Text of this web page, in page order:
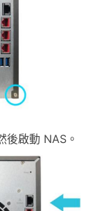
後啟動 NAS。